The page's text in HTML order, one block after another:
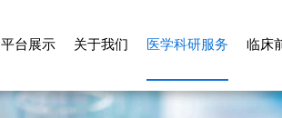
平台展示 关于我们 医学科研服务 临床